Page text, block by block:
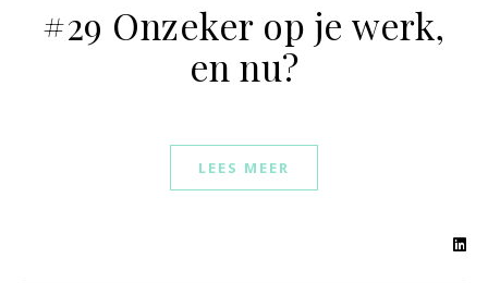
#29 Onzeker op je werk,
en nu?
LEES MEER